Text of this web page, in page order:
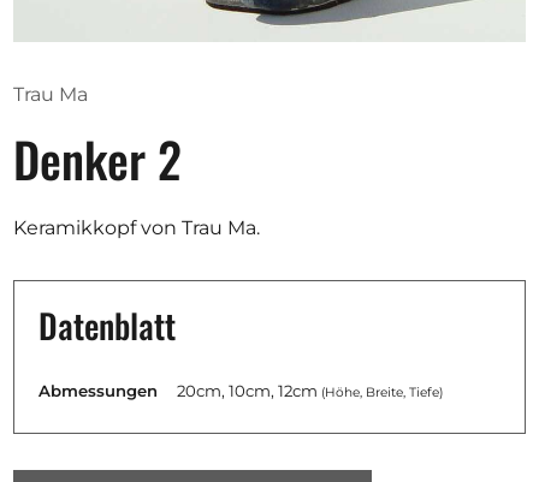
Ausschreibungen
Mitglied werden
Über uns
Spenden
Partners
Trau Ma
Denker 2
Keramikkopf von Trau Ma.
Datenblatt
Abmessungen 20cm, 10cm, 12cm (Höhe, Breite, Tiefe)